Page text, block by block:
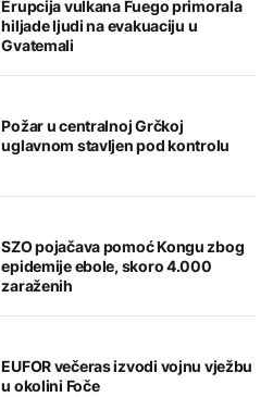
Erupcija vulkana Fuego primorala
hiljade ljudi na evakuaciju u
Gvatemali
Požar u centralnoj Grčkoj
uglavnom stavljen pod kontrolu
SZO pojačava pomoć Kongu zbog
epidemije ebole, skoro 4.000
zaraženih
EUFOR večeras izvodi vojnu vježbu
u okolini Foče